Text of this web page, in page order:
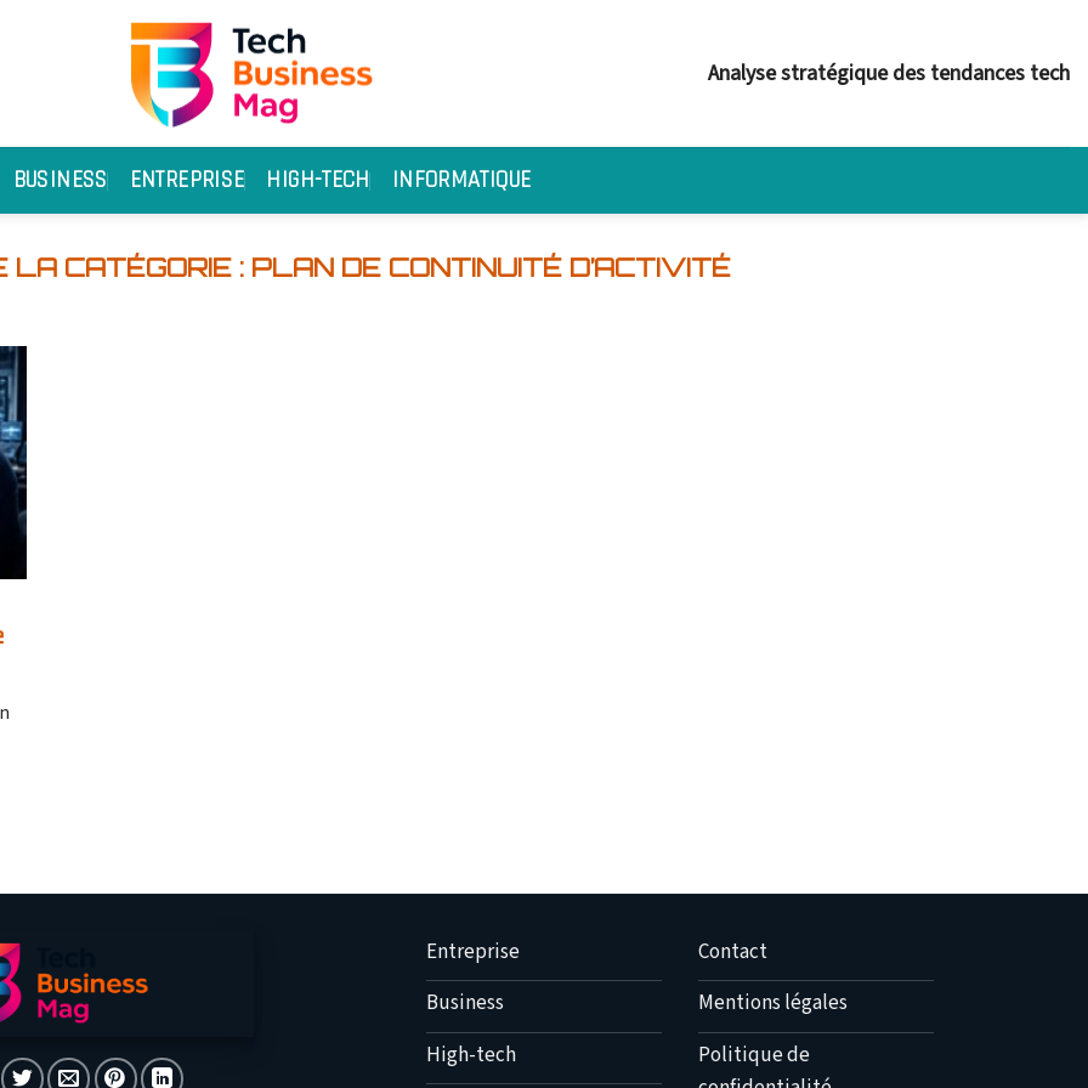
Analyse stratégique des tendances tech
BUSINESS ENTREPRISE HIGH-TECH INFORMATIQUE
PLAN DE CONTINUITÉ D’ACTIVITÉ
Entreprise
Business
High-tech
Contact
Mentions légales
Politique de